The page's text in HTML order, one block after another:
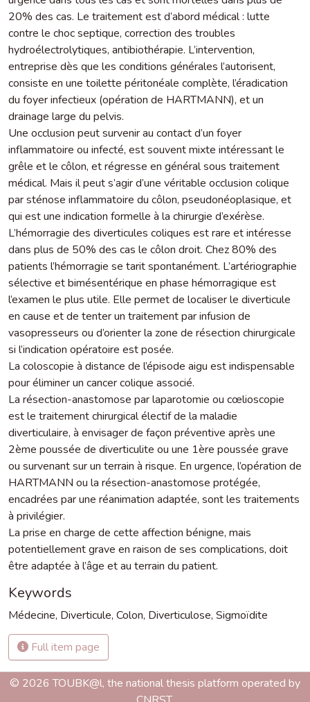
20% des cas. Le traitement est d’abord médical : lutte
contre le choc septique, correction des troubles
hydroélectrolytiques, antibiothérapie. L’intervention,
entreprise dès que les conditions générales l’autorisent,
consiste en une toilette péritonéale complète, l’éradication
du foyer infectieux (opération de HARTMANN), et un
drainage large du pelvis.
Une occlusion peut survenir au contact d’un foyer
inflammatoire ou infecté, est souvent mixte intéressant le
grêle et le côlon, et régresse en général sous traitement
médical. Mais il peut s’agir d’une véritable occlusion colique
par sténose inflammatoire du côlon, pseudonéoplasique, et
qui est une indication formelle à la chirurgie d’exérèse.
L’hémorragie des diverticules coliques est rare et intéresse
dans plus de 50% des cas le côlon droit. Chez 80% des
patients l’hémorragie se tarit spontanément. L’artériographie
sélective et bimésentérique en phase hémorragique est
l’examen le plus utile. Elle permet de localiser le diverticule
en cause et de tenter un traitement par infusion de
vasopresseurs ou d’orienter la zone de résection chirurgicale
si l’indication opératoire est posée.
La coloscopie à distance de l’épisode aigu est indispensable
pour éliminer un cancer colique associé.
La résection-anastomose par laparotomie ou cœlioscopie
est le traitement chirurgical électif de la maladie
diverticulaire, à envisager de façon préventive après une
2ème poussée de diverticulite ou une 1ère poussée grave
ou survenant sur un terrain à risque. En urgence, l’opération de
HARTMANN ou la résection-anastomose protégée,
encadrées par une réanimation adaptée, sont les traitements
à privilégier.
La prise en charge de cette affection bénigne, mais
potentiellement grave en raison de ses complications, doit
être adaptée à l’âge et au terrain du patient.
Keywords
Médecine, Diverticule, Colon, Diverticulose, Sigmoïdite
Full item page
© 2026 TOUBK@l, the national thesis platform operated by